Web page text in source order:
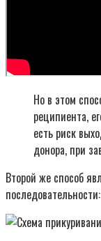
Но в этом
реципиента,
есть риск
донора, при
Второй же способ
последовательности: